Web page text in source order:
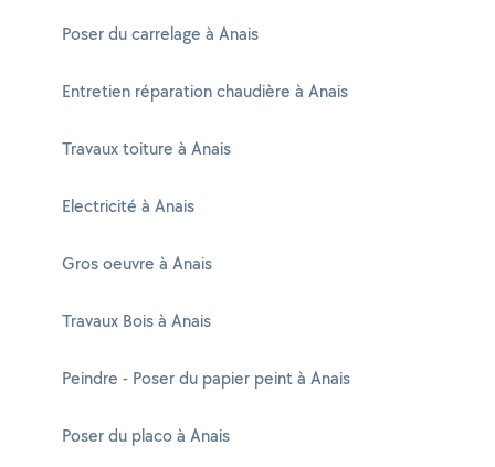
Poser du carrelage à Anais
Entretien réparation chaudière à Anais
Travaux toiture à Anais
Electricité à Anais
Gros oeuvre à Anais
Travaux Bois à Anais
Peindre - Poser du papier peint à Anais
Poser du placo à Anais